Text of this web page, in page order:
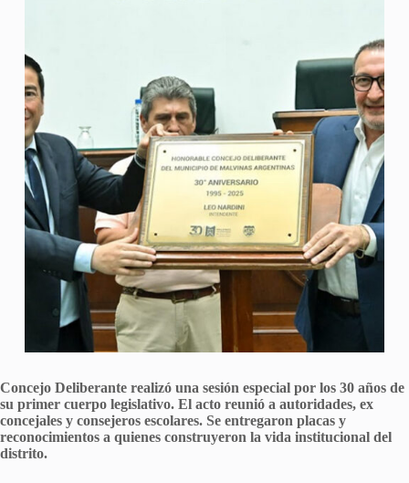
Concejo Deliberante realizó una sesión especial por los 30 años de
su primer cuerpo legislativo. El acto reunió a autoridades, ex
concejales y consejeros escolares. Se entregaron placas y
reconocimientos a quienes construyeron la vida institucional del
distrito.